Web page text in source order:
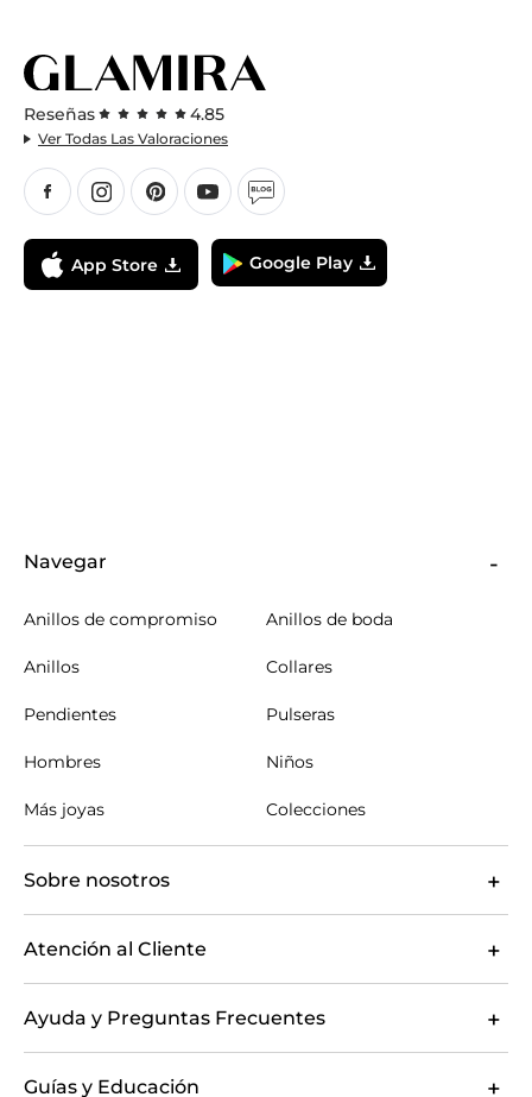
Reseñas 4.85
Ver Todas Las Valoraciones
App Store Google Play
Navegar
Anillos de compromiso Anillos de boda
Anillos Collares
Pendientes Pulseras
Hombres Niños
Más joyas Colecciones
Sobre nosotros
Atención al Cliente
Ayuda y Preguntas Frecuentes
Guías y Educación